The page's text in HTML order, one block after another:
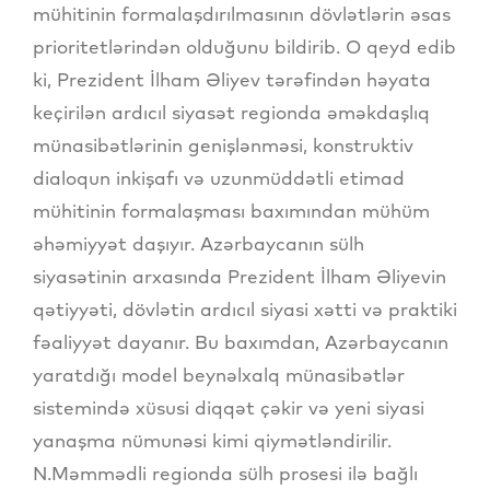
mühitinin formalaşdırılmasının dövlətlərin əsas
prioritetlərindən olduğunu bildirib. O qeyd edib
ki, Prezident İlham Əliyev tərəfindən həyata
keçirilən ardıcıl siyasət regionda əməkdaşlıq
münasibətlərinin genişlənməsi, konstruktiv
dialoqun inkişafı və uzunmüddətli etimad
mühitinin formalaşması baxımından mühüm
əhəmiyyət daşıyır. Azərbaycanın sülh
siyasətinin arxasında Prezident İlham Əliyevin
qətiyyəti, dövlətin ardıcıl siyasi xətti və praktiki
fəaliyyət dayanır. Bu baxımdan, Azərbaycanın
yaratdığı model beynəlxalq münasibətlər
sistemində xüsusi diqqət çəkir və yeni siyasi
yanaşma nümunəsi kimi qiymətləndirilir.
N.Məmmədli regionda sülh prosesi ilə bağlı